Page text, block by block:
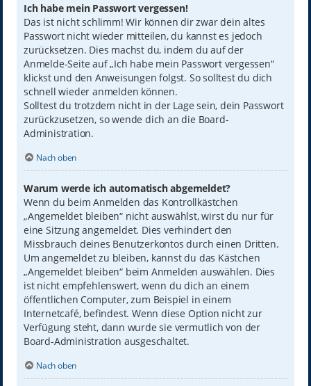
Ich habe mein Passwort vergessen!
Das ist nicht schlimm! Wir können dir zwar dein altes
Passwort nicht wieder mitteilen, du kannst es jedoch
zurücksetzen. Dies machst du, indem du auf der
Anmelde-Seite auf „Ich habe mein Passwort vergessen“
klickst und den Anweisungen folgst. So solltest du dich
schnell wieder anmelden können.
Solltest du trotzdem nicht in der Lage sein, dein Passwort
zurückzusetzen, so wende dich an die Board-
Administration.
Nach oben
Warum werde ich automatisch abgemeldet?
Wenn du beim Anmelden das Kontrollkästchen
„Angemeldet bleiben“ nicht auswählst, wirst du nur für
eine Sitzung angemeldet. Dies verhindert den
Missbrauch deines Benutzerkontos durch einen Dritten.
Um angemeldet zu bleiben, kannst du das Kästchen
„Angemeldet bleiben“ beim Anmelden auswählen. Dies
ist nicht empfehlenswert, wenn du dich an einem
öffentlichen Computer, zum Beispiel in einem
Internetcafé, befindest. Wenn diese Option nicht zur
Verfügung steht, dann wurde sie vermutlich von der
Board-Administration ausgeschaltet.
Nach oben